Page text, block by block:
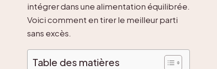
intégrer dans une alimentation équilibrée.
Voici comment en tirer le meilleur parti
sans excès.
Table des matières